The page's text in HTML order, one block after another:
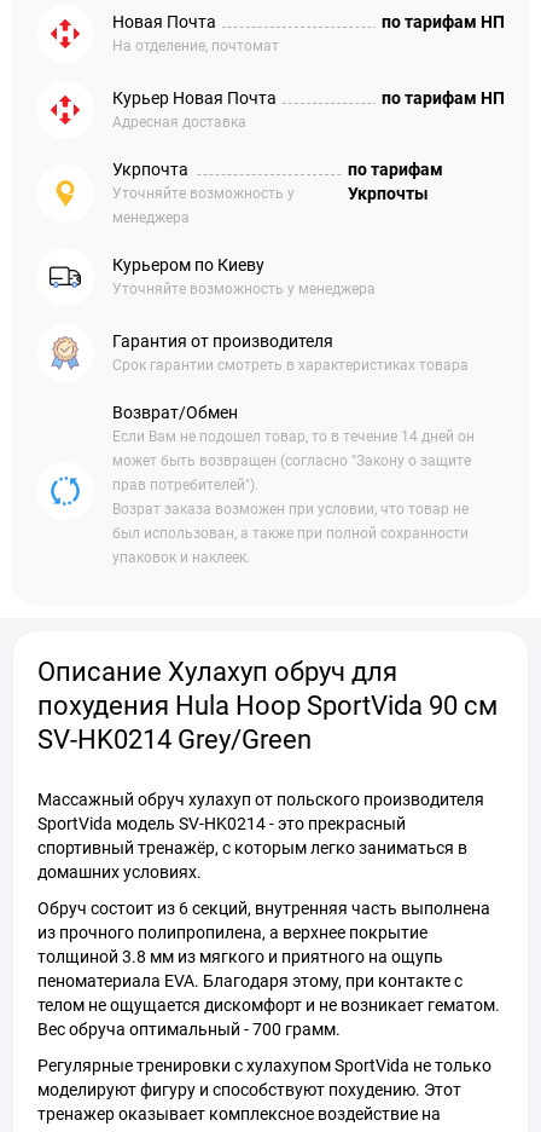
Новая Почта
На отделение, почтомат
по тарифам НП
Курьер Новая Почта
Адресная доставка
по тарифам НП
Укрпочта
Уточняйте возможность у
менеджера
по тарифам
Укрпочты
Курьером по Киеву
Уточняйте возможность у менеджера
Гарантия от производителя
Срок гарантии смотреть в характеристиках товара
Возврат/Обмен
Если Вам не подошел товар, то в течение 14 дней он
может быть возвращен (согласно "Закону о защите
прав потребителей").
Возрат заказа возможен при условии, что товар не
был использован, а также при полной сохранности
упаковок и наклеек.
Описание Хулахуп обруч для
похудения Hula Hoop SportVida 90 см
SV-HK0214 Grey/Green
Массажный обруч хулахуп от польского производителя
SportVida модель SV-HK0214 - это прекрасный
спортивный тренажёр, с которым легко заниматься в
домашних условиях.
Обруч состоит из 6 секций, внутренняя часть выполнена
из прочного полипропилена, а верхнее покрытие
толщиной 3.8 мм из мягкого и приятного на ощупь
пеноматериала EVA. Благодаря этому, при контакте с
телом не ощущается дискомфорт и не возникает гематом.
Вес обруча оптимальный - 700 грамм.
Регулярные тренировки с хулахупом SportVida не только
моделируют фигуру и способствуют похудению. Этот
тренажер оказывает комплексное воздействие на